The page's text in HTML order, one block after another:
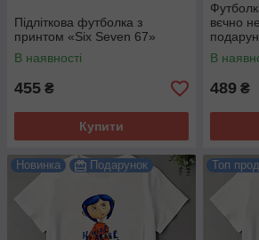
Підліткова футболка з
принтом «Six Seven 67»
В наявності
455 ₴
Купити
вєчно
В
489 ₴
Новинка Подарунок Топ